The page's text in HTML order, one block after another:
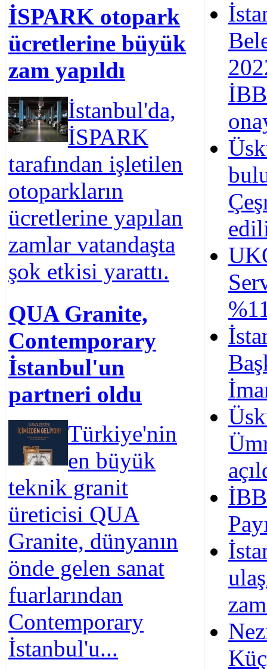
İSPARK otopark
ücretlerine büyük
zam yapıldı
İstanbul'da,
İSPARK
tarafından işletilen
otoparkların
ücretlerine yapılan
zamlar vatandaşta
şok etkisi yarattı.
QUA Granite,
Contemporary
İstanbul'un
partneri oldu
Türkiye'nin
en büyük
teknik granit
üreticisi QUA
Granite, dünyanın
önde gelen sanat
fuarlarından
Contemporary
İstanbul'u...